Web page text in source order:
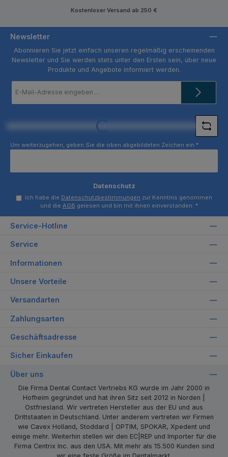
Kostenloser Versand ab 250 €
Newsletter
Abonnieren Sie jetzt einfach unseren regelmäßig erscheinenden
Newsletter und Sie werden stets unter den Ersten sein, über neue
Produkte und Angebote informiert werden.
Mail-
Loading...
Um weiterzugehen, geben Sie die oben abgebildeten Zeichen ein *
Datenschutz
Ich habe die Datenschutzbestimmungen zur Kenntnis genommen
und die AGB gelesen und bin mit ihnen einverstanden. *
Service-Hotline
Service
Informationen
Unsere Vorteile
Versandarten
Zahlungsarten
Geschäftsadresse
Sicher Einkaufen
Über uns
Die Firma Dental Contact Vertriebs KG wurde im Jahr 2000 in
Hofheim gegründet und hat ihren Sitz seit 2012 in Norden |
Ostfriesland. Wir vertreten Hersteller aus der EU und aus
Drittstaaten in Deutschland. Unter anderem vertreten wir Firmen
wie Cavex Holland, Stoddard | OPTIM, SPOKAR, Xpedent und
einige mehr. Weiterhin stellen wir den EC|REP und Importer für die
Firma Centrix Inc. aus den USA. Mit mehr als 15.500 Kunden sind